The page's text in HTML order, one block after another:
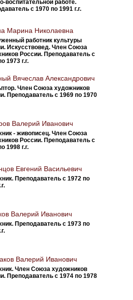
воспитательной работе.
с 1970 по 1991 г.г.
Марина Николаевна
работник культуры
Искусствовед. Член Союза
России. Преподаватель с
1973 г.г.
Вячеслав Александрович
Член Союза художников
Преподаватель с 1969 по 1970
Валерий Иванович
- живописец. Член Союза
России. Преподаватель с
1998 г.г.
Евгений Васильевич
Преподаватель с 1972 по
Валерий Иванович
Преподаватель с 1973 по
Валерий Иванович
Член Союза художников
Преподаватель с 1974 по 1978